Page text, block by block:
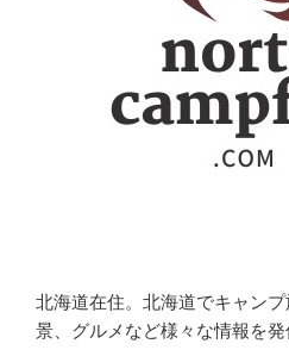
北海道在住。北海道でキャン
景、グルメなど様々な情報を発